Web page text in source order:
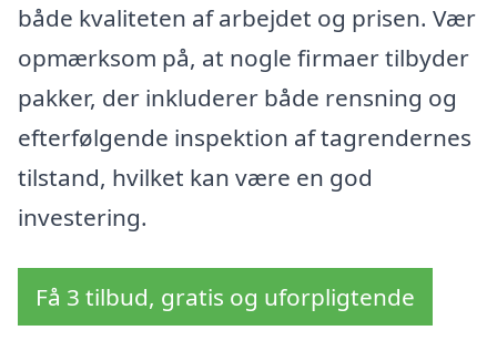
både kvaliteten af arbejdet og prisen. Vær
opmærksom på, at nogle firmaer tilbyder
pakker, der inkluderer både rensning og
efterfølgende inspektion af tagrendernes
tilstand, hvilket kan være en god
investering.
Få 3 tilbud, gratis og uforpligtende